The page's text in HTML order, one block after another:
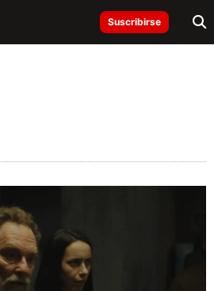
Suscribirse